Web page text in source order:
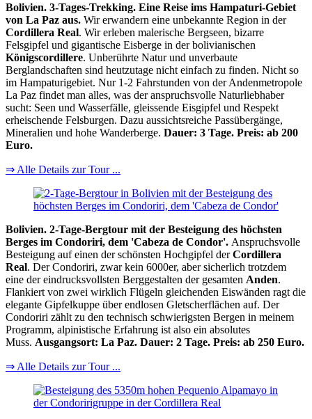
Bolivien. 3-Tages-Trekking. Eine Reise ims Hampaturi-Gebiet
von La Paz aus. Wir erwandern eine unbekannte Region in der
Cordillera Real. Wir erleben malerische Bergseen, bizarre
Felsgipfel und gigantische Eisberge in der bolivianischen
Königscordillere. Unberührte Natur und unverbaute
Berglandschaften sind heutzutage nicht einfach zu finden. Nicht so
im Hampaturigebiet. Nur 1-2 Fahrstunden von der Andenmetropole
La Paz findet man alles, was der anspruchsvolle Naturliebhaber
sucht: Seen und Wasserfälle, gleissende Eisgipfel und Respekt
erheischende Felsburgen. Dazu aussichtsreiche Passübergänge,
Mineralien und hohe Wanderberge. Dauer: 3 Tage. Preis: ab 200
Euro.
⇒ Alle Details zur Tour ...
Bolivien. 2-Tage-Bergtour mit der Besteigung des höchsten
Berges im Condoriri, dem 'Cabeza de Condor'. Anspruchsvolle
Besteigung auf einen der schönsten Hochgipfel derCordillera
Real. Der Condoriri, zwar kein 6000er, aber sicherlich trotzdem
eine der eindrucksvollsten Berggestalten der gesamten Anden.
Flankiert von zwei wirklich Flügeln gleichenden Eiswänden ragt die
elegante Gipfelkuppe über endlosen Gletscherflächen auf. Der
Condoriri zählt zu den technisch schwierigsten Bergen in meinem
Programm, alpinistische Erfahrung ist also ein absolutes
Muss. Ausgangsort: La Paz. Dauer: 2 Tage. Preis: ab 250 Euro.
⇒ Alle Details zur Tour ...